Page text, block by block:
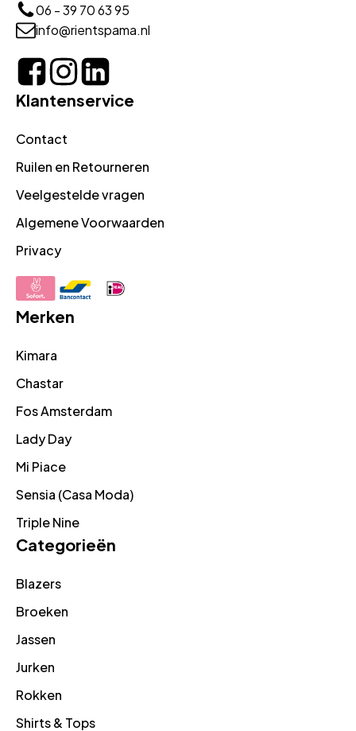
06 - 39 70 63 95
info@rientspama.nl
Klantenservice
Contact
Ruilen en Retourneren
Veelgestelde vragen
Algemene Voorwaarden
Privacy
Merken
Kimara
Chastar
Fos Amsterdam
Lady Day
Mi Piace
Sensia (Casa Moda)
Triple Nine
Categorieën
Blazers
Broeken
Jassen
Jurken
Rokken
Shirts & Tops